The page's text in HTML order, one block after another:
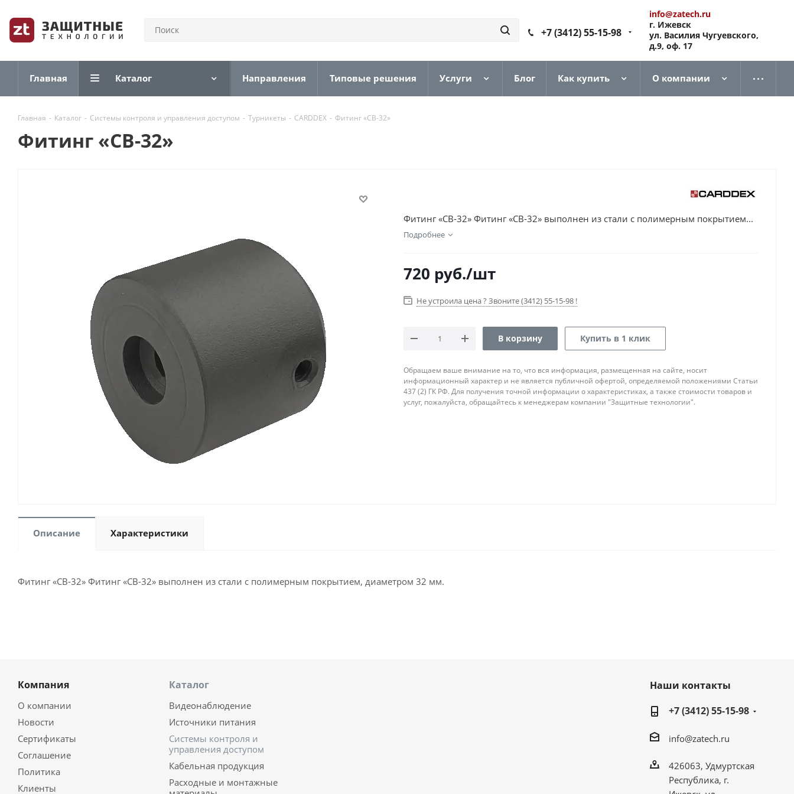
+7 (3412) 55-15-98
info@zatech.ru
г. Ижевск
ул. Василия Чугуевского,
д.9, оф. 17
Главная Каталог Направления Типовые решения Услуги Блог Как купить О компании
Главная - Каталог - Системы контроля и управления доступом - Турникеты - CARDDEX - Фитинг «CB-32»
Фитинг «CB-32»
Фитинг «CB-32» Фитинг «CB-32» выполнен из стали с полимерным покрытием...
Подробнее
720 руб./шт
Не устроила цена ? Звоните (3412) 55-15-98 !
В корзину Купить в 1 клик
Обращаем ваше внимание на то, что вся информация, размещенная на сайте, носит
информационный характер и не является публичной офертой, определяемой положениями Статьи
437 (2) ГК РФ. Для получения точной информации о характеристиках, а также стоимости товаров и
услуг, пожалуйста, обращайтесь к менеджерам компании "Защитные технологии".
Описание Характеристики
Фитинг «CB-32» Фитинг «CB-32» выполнен из стали с полимерным покрытием, диаметром 32 мм.
Компания
О компании
Новости
Сертификаты
Соглашение
Политика
Клиенты
Каталог
Видеонаблюдение
Источники питания
Системы контроля и
управления доступом
Кабельная продукция
Расходные и монтажные
Наши контакты
+7 (3412) 55-15-98
info@zatech.ru
426063, Удмуртская
Республика, г.